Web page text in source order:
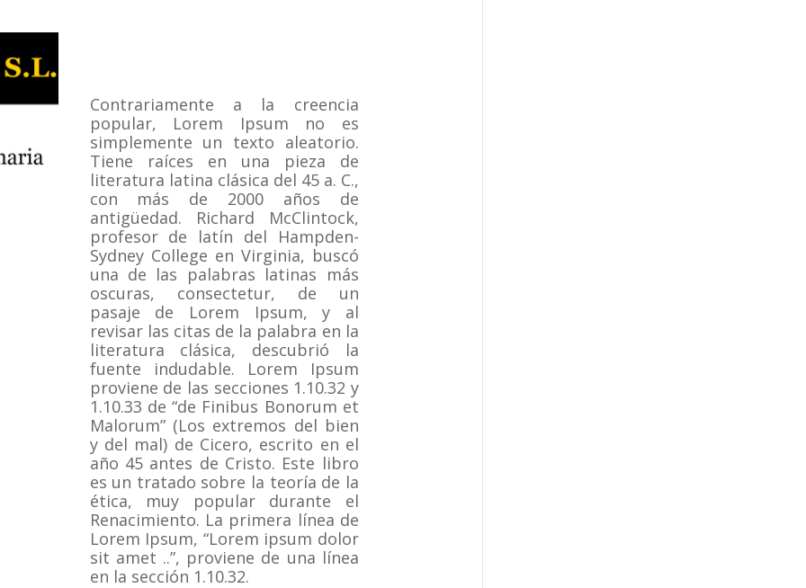
Contrariamente a la creencia
popular, Lorem Ipsum no es
simplemente un texto aleatorio.
Tiene raíces en una pieza de
literatura latina clásica del 45 a. C.,
con más de 2000 años de
antigüedad.
Richard McClintock,
profesor de latín del Hampden-
Sydney College en Virginia, buscó
una de las palabras latinas más
oscuras, consectetur, de un
pasaje de Lorem Ipsum, y al
revisar las citas de la palabra en la
literatura clásica, descubrió la
fuente indudable.
Lorem Ipsum
proviene de las secciones 1.10.32 y
1.10.33 de “de Finibus Bonorum et
Malorum” (Los extremos del bien
y del mal) de Cicero, escrito en el
año 45 antes de Cristo. Este libro
es un tratado sobre la teoría de la
ética, muy popular durante el
Renacimiento. La primera línea de
Lorem Ipsum, “Lorem ipsum dolor
sit amet ..”, proviene de una línea
en la sección 1.10.32.